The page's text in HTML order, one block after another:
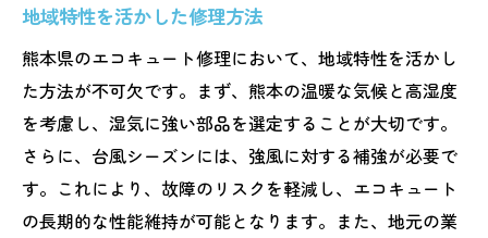
地域特性を活かした修理方法
熊本県のエコキュート修理において、地域特性を活かし
た方法が不可欠です。まず、熊本の温暖な気候と高湿度
を考慮し、湿気に強い部品を選定することが大切です。
さらに、台風シーズンには、強風に対する補強が必要で
す。これにより、故障のリスクを軽減し、エコキュート
の長期的な性能維持が可能となります。また、地元の業